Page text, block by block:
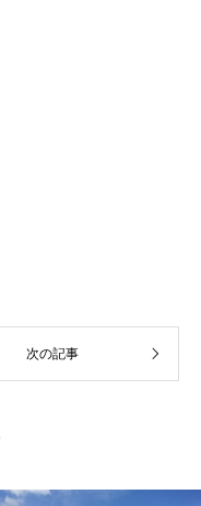
次の記事